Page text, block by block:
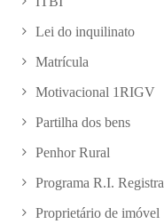
Lei do inquilinato
Matrícula
Motivacional 1RIGV
Partilha dos bens
Penhor Rural
Programa R.I. Registra
Proprietário de imóvel